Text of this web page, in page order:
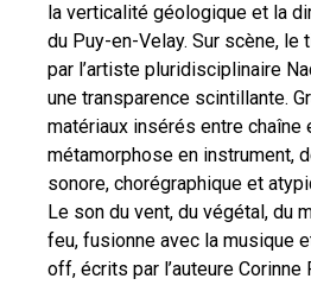
la verticalité géologique et la
du Puy-en-Velay. Sur scène, le
par l’artiste pluridisciplinaire
une transparence scintillante.
matériaux insérés entre chaîne
métamorphose en instrument,
sonore, chorégraphique et
Le son du vent, du végétal, du
feu, fusionne avec la musique
off, écrits par l’auteure Corinne